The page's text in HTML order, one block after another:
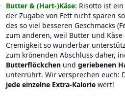
Butter & (Hart-)Käse: Risotto ist
der Zugabe von Fett nicht sparen
des so viel besseren Geschmacks
zum anderen, weil Butter und
Cremigkeit so wunderbar
zum krönenden Abschluss daher,
Butterflöckchen und geriebenen
unterrührt. Wir versprechen euch:
jede einzelne Extra-Kalorie wert!